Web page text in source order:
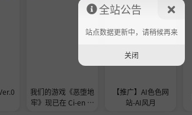
我们的游戏《恶堕地
牢》现已在 Ci-en 提
【推广】AI色色网
站-AI风月
全站公告
站点数据更新中，请稍候再来
关闭